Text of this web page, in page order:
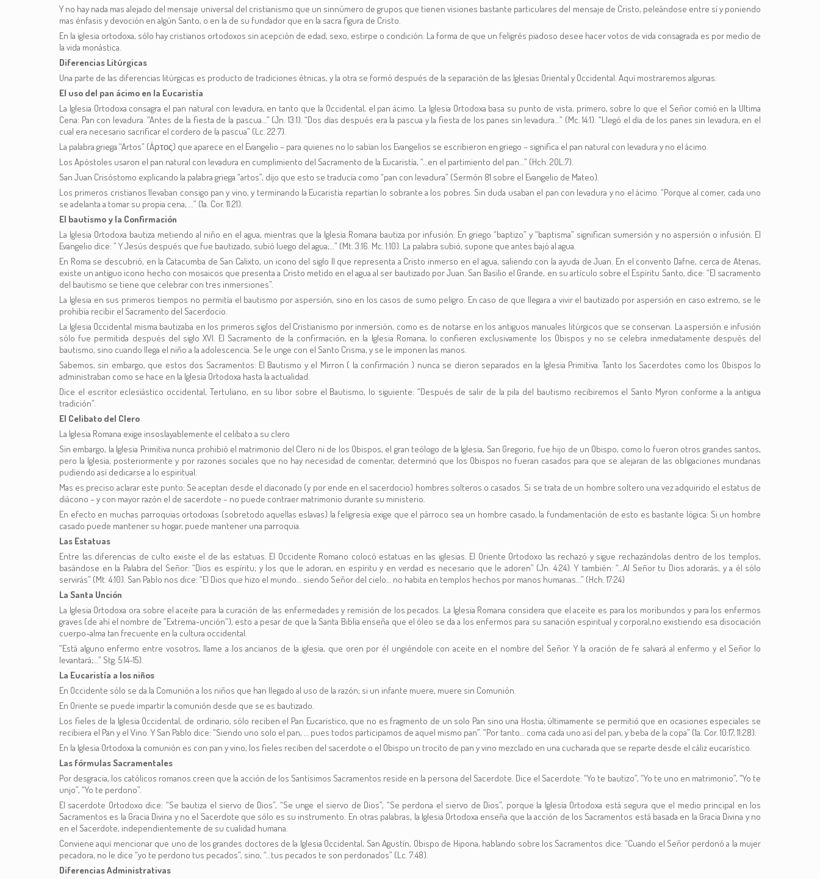
Y no hay nada mas alejado del mensaje universal del cristianismo que un sinnúmero de grupos que tienen visiones bastante particulares del mensaje de Cristo, peleándose entre sí y poniendo
mas énfasis y devoción en algún Santo, o en la de su fundador que en la sacra figura de Cristo.
En la iglesia ortodoxa, sólo hay cristianos ortodoxos sin acepción de edad, sexo, estirpe o condición. La forma de que un feligrés piadoso desee hacer votos de vida consagrada es por medio de
la vida monástica.
Diferencias Litúrgicas
Una parte de las diferencias litúrgicas es producto de tradiciones étnicas, y la otra se formó después de la separación de las Iglesias Oriental y Occidental. Aquí mostraremos algunas:
El uso del pan ácimo en la Eucaristía
La Iglesia Ortodoxa consagra el pan natural con levadura, en tanto que la Occidental, el pan ácimo. La Iglesia Ortodoxa basa su punto de vista, primero, sobre lo que el Señor comió en la Ultima
Cena: Pan con levadura. “Antes de la fiesta de la pascua…” (Jn. 13:1). “Dos días después era la pascua y la fiesta de los panes sin levadura…” (Mc. 14:1). “Llegó el día de los panes sin levadura, en el
cual era necesario sacrificar el cordero de la pascua” (Lc. 22:7).
La palabra griega “Artos” (Áρτος) que aparece en el Evangelio – para quienes no lo sabían los Evangelios se escribieron en griego – significa el pan natural con levadura y no el ácimo.
Los Apóstoles usaron el pan natural con levadura en cumplimiento del Sacramento de la Eucaristía, “…en el partimiento del pan…” (Hch. 20L:7).
San Juan Crisóstomo explicando la palabra griega “artos”, dijo que esto se traducía como “pan con levadura” (Sermón 81 sobre el Evangelio de Mateo).
Los primeros cristianos llevaban consigo pan y vino, y terminando la Eucaristía repartían lo sobrante a los pobres. Sin duda usaban el pan con levadura y no el ácimo. “Porque al comer, cada uno
se adelanta a tomar su propia cena; …” (1a. Cor. 11:21).
El bautismo y la Confirmación
La Iglesia Ortodoxa bautiza metiendo al niño en el agua, mientras que la Iglesia Romana bautiza por infusión. En griego “baptizo” y “baptisma” significan sumersión y no aspersión o infusión. El
Evangelio dice: ” Y Jesús después que fue bautizado, subió luego del agua;…” (Mt. 3:16. Mc. 1:10). La palabra subió, supone que antes bajó al agua.
En Roma se descubrió, en la Catacumba de San Calixto, un icono del siglo II que representa a Cristo inmerso en el agua, saliendo con la ayuda de Juan. En el convento Dafne, cerca de Atenas,
existe un antiguo icono hecho con mosaicos que presenta a Cristo metido en el agua al ser bautizado por Juan. San Basilio el Grande, en su artículo sobre el Espíritu Santo, dice: “El sacramento
del bautismo se tiene que celebrar con tres inmersiones”.
La Iglesia en sus primeros tiempos no permitía el bautismo por aspersión, sino en los casos de sumo peligro. En caso de que llegara a vivir el bautizado por aspersión en caso extremo, se le
prohibía recibir el Sacramento del Sacerdocio.
La Iglesia Occidental misma bautizaba en los primeros siglos del Cristianismo por inmersión, como es de notarse en los antiguos manuales litúrgicos que se conservan. La aspersión e infusión
sólo fue permitida después del siglo XVI. El Sacramento de la confirmación, en la Iglesia Romana, lo confieren exclusivamente los Obispos y no se celebra inmediatamente después del
bautismo, sino cuando llega el niño a la adolescencia. Se le unge con el Santo Crisma, y se le imponen las manos.
Sabemos, sin embargo, que estos dos Sacramentos: El Bautismo y el Mirron ( la confirmación ) nunca se dieron separados en la Iglesia Primitiva. Tanto los Sacerdotes como los Obispos lo
administraban como se hace en la Iglesia Ortodoxa hasta la actualidad.
Dice el escritor eclesiástico occidental, Tertuliano, en su libor sobre el Bautismo, lo siguiente: “Después de salir de la pila del bautismo recibiremos el Santo Myron conforme a la antigua
tradición”.
El Celibato del Clero
La Iglesia Romana exige insoslayablemente el celibato a su clero
Sin embargo, la Iglesia Primitiva nunca prohibió el matrimonio del Clero ni de los Obispos, el gran teólogo de la Iglesia, San Gregorio, fue hijo de un Obispo, como lo fueron otros grandes santos,
pero la Iglesia, posteriormente y por razones sociales que no hay necesidad de comentar, determinó que los Obispos no fueran casados para que se alejaran de las obligaciones mundanas
pudiendo así dedicarse a lo espiritual.
Mas es preciso aclarar este punto: Se aceptan desde el diaconado (y por ende en el sacerdocio) hombres solteros o casados. Si se trata de un hombre soltero una vez adquirido el estatus de
diácono – y con mayor razón el de sacerdote – no puede contraer matrimonio durante su ministerio.
En efecto en muchas parroquias ortodoxas (sobretodo aquellas eslavas) la feligresía exige que el párroco sea un hombre casado, la fundamentación de esto es bastante lógica: Si un hombre
casado puede mantener su hogar, puede mantener una parroquia.
Las Estatuas
Entre las diferencias de culto existe el de las estatuas. El Occidente Romano colocó estatuas en las iglesias. El Oriente Ortodoxo las rechazó y sigue rechazándolas dentro de los templos,
basándose en la Palabra del Señor: “Dios es espíritu; y los que le adoran, en espíritu y en verdad es necesario que le adoren” (Jn. 4:24). Y también: “…Al Señor tu Dios adorarás, y a él sólo
servirás” (Mt. 4:10). San Pablo nos dice: “El Dios que hizo el mundo… siendo Señor del cielo… no habita en templos hechos por manos humanas…” (Hch. 17:24)
La Santa Unción
La Iglesia Ortodoxa ora sobre el aceite para la curación de las enfermedades y remisión de los pecados. La Iglesia Romana considera que el aceite es para los moribundos y para los enfermos
graves (de ahí el nombre de “Extrema-unción“), esto a pesar de que la Santa Biblia enseña que el óleo se da a los enfermos para su sanación espiritual y corporal,no existiendo esa disociación
cuerpo-alma tan frecuente en la cultura occidental.
“Está alguno enfermo entre vosotros, llame a los ancianos de la iglesia, que oren por él ungiéndole con aceite en el nombre del Señor. Y la oración de fe salvará al enfermo y el Señor lo
levantará;…” Stg. 5:14-15).
La Eucaristía a los niños
En Occidente sólo se da la Comunión a los niños que han llegado al uso de la razón; si un infante muere, muere sin Comunión.
En Oriente se puede impartir la comunión desde que se es bautizado.
Los fieles de la Iglesia Occidental, de ordinario, sólo reciben el Pan Eucarístico, que no es fragmento de un solo Pan sino una Hostia; últimamente se permitió que en ocasiones especiales se
recibiera el Pan y el Vino. Y San Pablo dice: “Siendo uno solo el pan, … pues todos participamos de aquel mismo pan”. “Por tanto… coma cada uno así del pan, y beba de la copa” (1a. Cor. 10:17, 11:28).
En la Iglesia Ortodoxa la comunión es con pan y vino, los fieles reciben del sacerdote o el Obispo un trocito de pan y vino mezclado en una cucharada que se reparte desde el cáliz eucarístico.
Las fórmulas Sacramentales
Por desgracia, los católicos romanos creen que la acción de los Santísimos Sacramentos reside en la persona del Sacerdote. Dice el Sacerdote: “Yo te bautizo”, “Yo te uno en matrimonio”, “Yo te
unjo”, “Yo te perdono”.
El sacerdote Ortodoxo dice: “Se bautiza el siervo de Dios”, “Se unge el siervo de Dios”, “Se perdona el siervo de Dios”, porque la Iglesia Ortodoxa está segura que el medio principal en los
Sacramentos es la Gracia Divina y no el Sacerdote que sólo es su instrumento. En otras palabras, la Iglesia Ortodoxa enseña que la acción de los Sacramentos está basada en la Gracia Divina y no
en el Sacerdote, independientemente de su cualidad humana.
Conviene aquí mencionar que uno de los grandes doctores de la Iglesia Occidental, San Agustín, Obispo de Hipona, hablando sobre los Sacramentos dice: “Cuando el Señor perdonó a la mujer
pecadora, no le dice “yo te perdono tus pecados”, sino, “…tus pecados te son perdonados” (Lc. 7:48).
Diferencias Administrativas